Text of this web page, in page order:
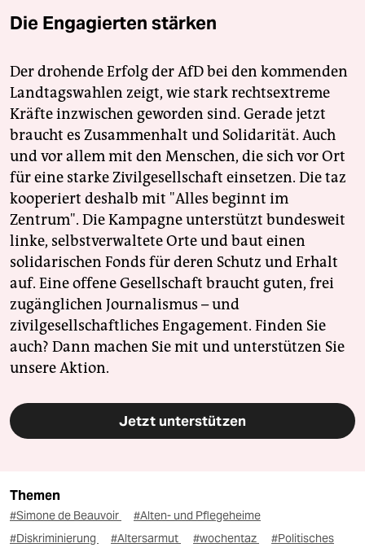
Die Engagierten stärken
Der drohende Erfolg der AfD bei den kommenden
Landtagswahlen zeigt, wie stark rechtsextreme
Kräfte inzwischen geworden sind. Gerade jetzt
braucht es Zusammenhalt und Solidarität. Auch
und vor allem mit den Menschen, die sich vor Ort
für eine starke Zivilgesellschaft einsetzen. Die taz
kooperiert deshalb mit "Alles beginnt im
Zentrum". Die Kampagne unterstützt bundesweit
linke, selbstverwaltete Orte und baut einen
solidarischen Fonds für deren Schutz und Erhalt
auf. Eine offene Gesellschaft braucht guten, frei
zugänglichen Journalismus – und
zivilgesellschaftliches Engagement. Finden Sie
auch? Dann machen Sie mit und unterstützen Sie
unsere Aktion.
Jetzt unterstützen
Themen
#Simone de Beauvoir
#Alten- und Pflegeheime
#Diskriminierung
#Altersarmut #wochentaz
#Politisches